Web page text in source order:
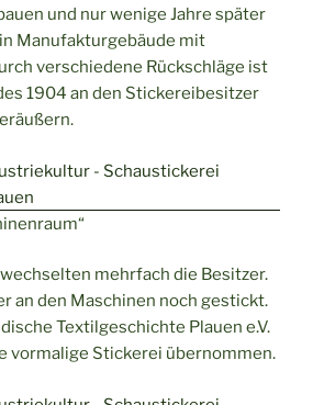
und nur wenige Jahre später
Manufakturgebäude mit
verschiedene Rückschläge ist
1904 an den Stickereibesitzer
mehrfach die Besitzer.
an den Maschinen noch gestickt.
Textilgeschichte Plauen e.V.
vormalige Stickerei übernommen.